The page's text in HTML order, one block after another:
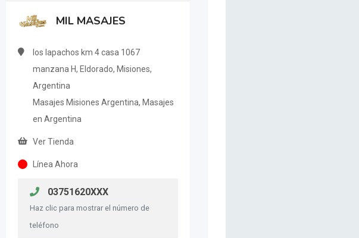
MIL MASAJES
los lapachos km 4 casa 1067
manzana H, Eldorado, Misiones,
Argentina
Masajes Misiones Argentina, Masajes
en Argentina
Ver Tienda
Línea Ahora
03751620XXX
Haz clic para mostrar el número de
teléfono